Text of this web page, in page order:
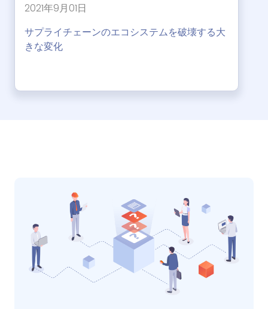
2021年9月01日
サプライチェーンのエコシステムを破壊する大
きな変化